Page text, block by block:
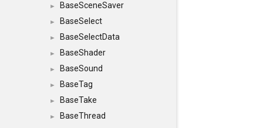
► BaseSceneSaver
► BaseSelect
► BaseSelectData
► BaseShader
► BaseSound
► BaseTag
► BaseTake
►
BaseThread